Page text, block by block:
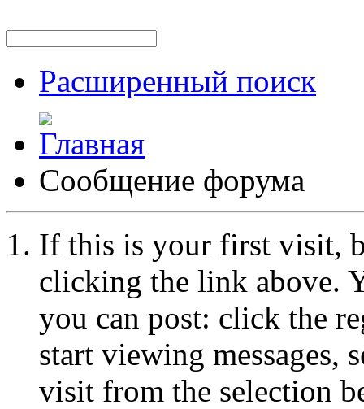
Расширенный поиск
Сообщение форума
If this is your first visit,
clicking the link above.
you can post: click the
start viewing messages,
visit from the selection